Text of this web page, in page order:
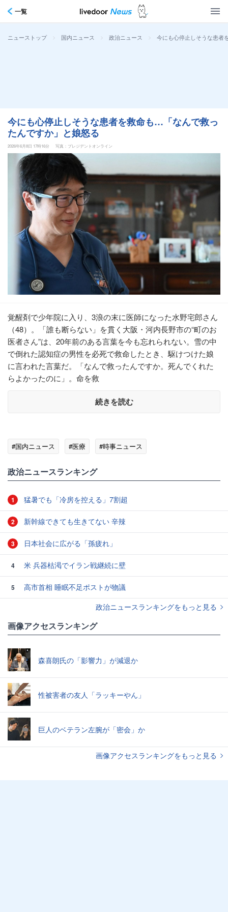
一覧
ニューストップ > 国内ニュース > 政治ニュース > 今にも心停止しそうな患者
今にも心停止しそうな患者を救命も…「なんで救っ
たんですか」と娘怒る
2026年6月8日 17時16分 写真：プレジデントオンライン
覚醒剤で少年院に入り、3浪の末に医師になった水野宅郎さん
（48）。「誰も断らない」を貫く大阪・河内長野市の“町のお
医者さん”は、20年前のある言葉を今も忘れられない。雪の中
で倒れた認知症の男性を必死で救命したとき、駆けつけた娘
に言われた言葉だ。「なんで救ったんですか。死んでくれた
らよかったのに」。命を救
続きを読む
#国内ニュース #医療 #時事ニュース
政治ニュースランキング
1 猛暑でも「冷房を控える」7割超
2 新幹線できても生きてない 辛辣
3 日本社会に広がる「孫疲れ」
4 米 兵器枯渇でイラン戦継続に壁
5
高市首相 睡眠不足ポストが物議
政治ニュースランキングをもっと見る
画像アクセスランキング
森喜朗氏の「影響力」が減退か
性被害者の友人「ラッキーやん」
巨人のベテラン左腕が「密会」か
画像アクセスランキングをもっと見る